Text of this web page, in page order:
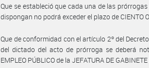
Que se estableció que cada una de las
dispongan no podrá exceder el plazo de CIENTO
Que de conformidad con el artículo 2º del
del dictado del acto de prórroga se deberá
EMPLEO PÚBLICO de la JEFATURA DE